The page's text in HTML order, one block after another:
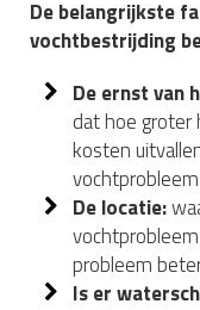
De belangrijkste
vochtbestrijding
De ernst van
dat hoe groter
kosten
De locatie:
probleem
Is er